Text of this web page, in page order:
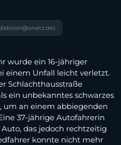
wurde ein 16-jähriger
einem Unfall leicht verletzt.
Schlachthausstraße
ein unbekanntes schwarzes
um an einem abbiegenden
37-jährige Autofahrerin
das jedoch rechtzeitig
konnte nicht mehr